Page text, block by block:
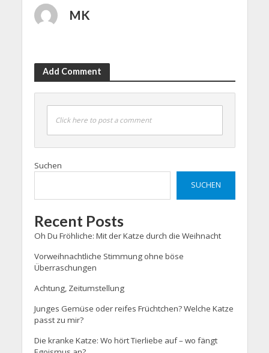
MK
Add Comment
Click here to post a comment
Suchen
SUCHEN
Recent Posts
Oh Du Fröhliche: Mit der Katze durch die Weihnacht
Vorweihnachtliche Stimmung ohne böse
Überraschungen
Achtung, Zeitumstellung
Junges Gemüse oder reifes Früchtchen? Welche Katze
passt zu mir?
Die kranke Katze: Wo hört Tierliebe auf – wo fängt